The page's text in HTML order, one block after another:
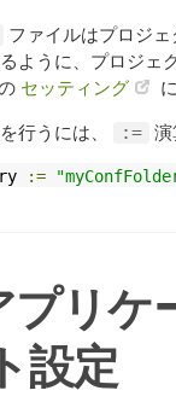
ファイルはプロジェ
ように、プロジェ
セッティング
行うには、
:=
:=
プリ
設定